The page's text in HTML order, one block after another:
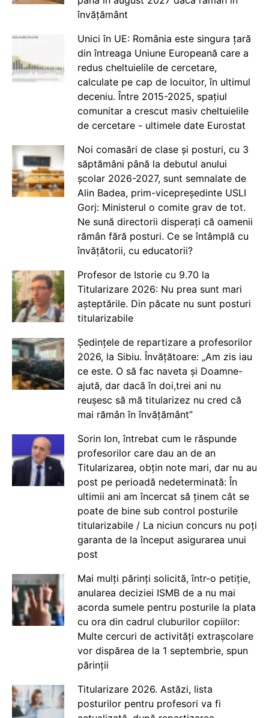
învățământ
Unici în UE: România este singura țară
din întreaga Uniune Europeană care a
redus cheltuielile de cercetare,
calculate pe cap de locuitor, în ultimul
deceniu. Între 2015-2025, spațiul
comunitar a crescut masiv cheltuielile
de cercetare - ultimele date Eurostat
Noi comasări de clase și posturi, cu 3
săptămâni până la debutul anului
școlar 2026-2027, sunt semnalate de
Alin Badea, prim-vicepreședinte USLI
Gorj: Ministerul o comite grav de tot.
Ne sună directorii disperați că oamenii
rămân fără posturi. Ce se întâmplă cu
învățătorii, cu educatorii?
Profesor de Istorie cu 9.70 la
Titularizare 2026: Nu prea sunt mari
așteptările. Din păcate nu sunt posturi
titularizabile
Ședințele de repartizare a profesorilor
2026, la Sibiu. Învățătoare: „Am zis iau
ce este. O să fac naveta și Doamne-
ajută, dar dacă în doi,trei ani nu
reușesc să mă titularizez nu cred că
mai rămân în învățământ”
Sorin Ion, întrebat cum le răspunde
profesorilor care dau an de an
Titularizarea, obțin note mari, dar nu au
post pe perioadă nedeterminată: În
ultimii ani am încercat să ținem cât se
poate de bine sub control posturile
titularizabile / La niciun concurs nu poți
garanta de la început asigurarea unui
post
Mai mulți părinți solicită, într-o petiție,
anularea deciziei ISMB de a nu mai
acorda sumele pentru posturile la plata
cu ora din cadrul cluburilor copiilor:
Multe cercuri de activități extrașcolare
vor dispărea de la 1 septembrie, spun
părinții
Titularizare 2026. Astăzi, lista
posturilor pentru profesori va fi